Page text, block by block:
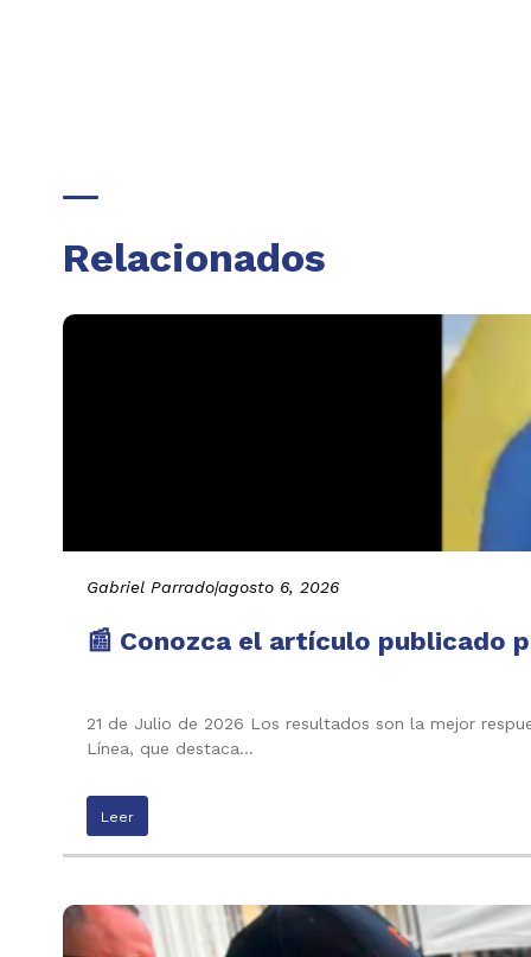
Relacionados
Gabriel Parrado|agosto 6, 2026
📰 Conozca el artículo publicado
21 de Julio de 2026 Los resultados son la mejor
Línea, que destaca…
Leer